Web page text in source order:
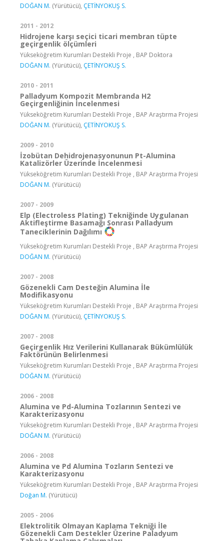
DOĞAN M. (Yürütücü), ÇETİNYOKUŞ S.
2011 - 2012
Hidrojene karşı seçici ticari membran tüpte
geçirgenlik ölçümleri
Yükseköğretim Kurumları Destekli Proje , BAP Doktora
DOĞAN M. (Yürütücü), ÇETİNYOKUŞ S.
2010 - 2011
Palladyum Kompozit Membranda H2
Geçirgenliğinin İncelenmesi
Yükseköğretim Kurumları Destekli Proje , BAP Araştırma Projesi
DOĞAN M. (Yürütücü), ÇETİNYOKUŞ S.
2009 - 2010
İzobütan Dehidrojenasyonunun Pt-Alumina
Katalizörler Üzerinde İncelenmesi
Yükseköğretim Kurumları Destekli Proje , BAP Araştırma Projesi
DOĞAN M. (Yürütücü)
2007 - 2009
Elp (Electroless Plating) Tekniğinde Uygulanan
Aktifleştirme Basamağı Sonrası Palladyum
Taneciklerinin Dağılımı
Yükseköğretim Kurumları Destekli Proje , BAP Araştırma Projesi
DOĞAN M. (Yürütücü)
2007 - 2008
Gözenekli Cam Desteğin Alumina İle
Modifikasyonu
Yükseköğretim Kurumları Destekli Proje , BAP Araştırma Projesi
DOĞAN M. (Yürütücü), ÇETİNYOKUŞ S.
2007 - 2008
Geçirgenlik Hız Verilerini Kullanarak Bükümlülük
Faktörünün Belirlenmesi
Yükseköğretim Kurumları Destekli Proje , BAP Araştırma Projesi
DOĞAN M. (Yürütücü)
2006 - 2008
Alumina ve Pd-Alumina Tozlarının Sentezi ve
Karakterizasyonu
Yükseköğretim Kurumları Destekli Proje , BAP Araştırma Projesi
DOĞAN M. (Yürütücü)
2006 - 2008
Alumina ve Pd Alumina Tozların Sentezi ve
Karakterizasyonu
Yükseköğretim Kurumları Destekli Proje , BAP Araştırma Projesi
Doğan M. (Yürütücü)
2005 - 2006
Elektrolitik Olmayan Kaplama Tekniği İle
Gözenekli Cam Destekler Üzerine Paladyum